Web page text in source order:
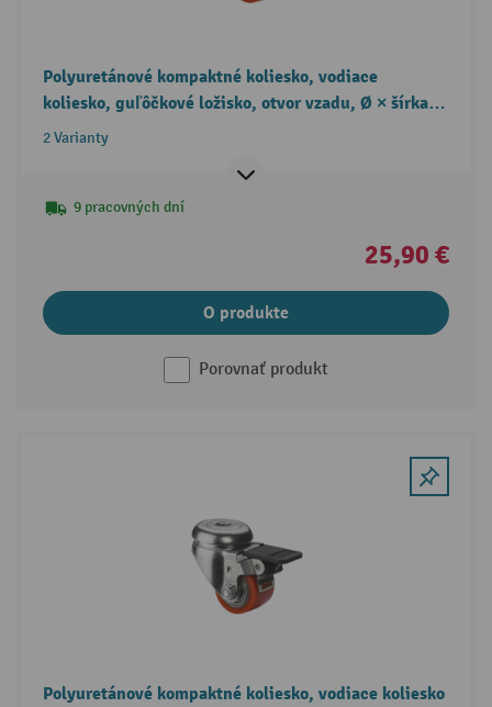
Polyuretánové kompaktné koliesko, vodiace
koliesko, guľôčkové ložisko, otvor vzadu, Ø × šírka
35 × 25 mm, nosnosť 100 kg
2 Varianty
9 pracovných dní
25,90 €
O produkte
Porovnať produkt
Polyuretánové kompaktné koliesko, vodiace koliesko